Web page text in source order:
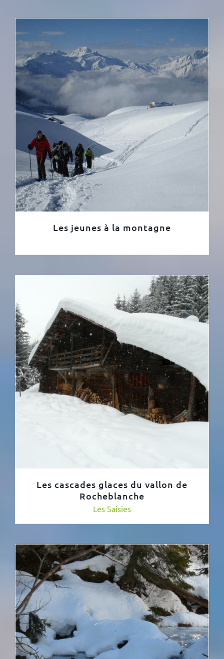
Les jeunes à la montagne
Les cascades glaces du vallon de
Rocheblanche
Les Saisies